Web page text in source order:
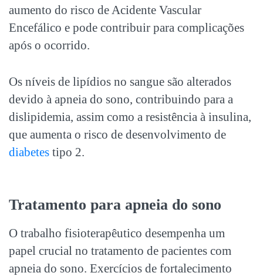
aumento do risco de Acidente Vascular
Encefálico e pode contribuir para complicações
após o ocorrido.
Os níveis de lipídios no sangue são alterados
devido à apneia do sono, contribuindo para a
dislipidemia, assim como a resistência à insulina,
que aumenta o risco de desenvolvimento de
diabetes tipo 2.
Tratamento para apneia do sono
O trabalho fisioterapêutico desempenha um
papel crucial no tratamento de pacientes com
apneia do sono. Exercícios de fortalecimento